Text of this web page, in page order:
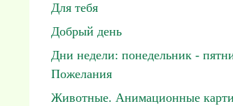
Для тебя
Добрый день
Дни недели: понедельник -
Пожелания
Животные. Анимационные